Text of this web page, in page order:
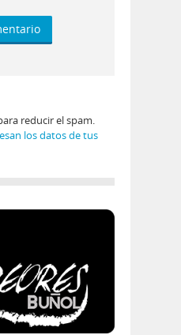
reducir el spam.
los datos de tus